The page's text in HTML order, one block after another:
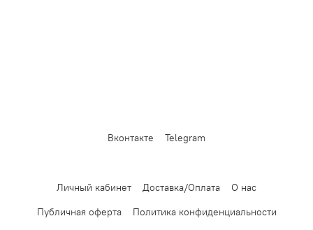
Вконтакте Telegram
Личный кабинет Доставка/Оплата
О нас
Публичная оферта
Политика конфиденциальности